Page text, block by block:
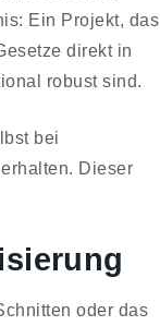
Ein Projekt, das
direkt in
robust sind.
bei
Dieser
oder das